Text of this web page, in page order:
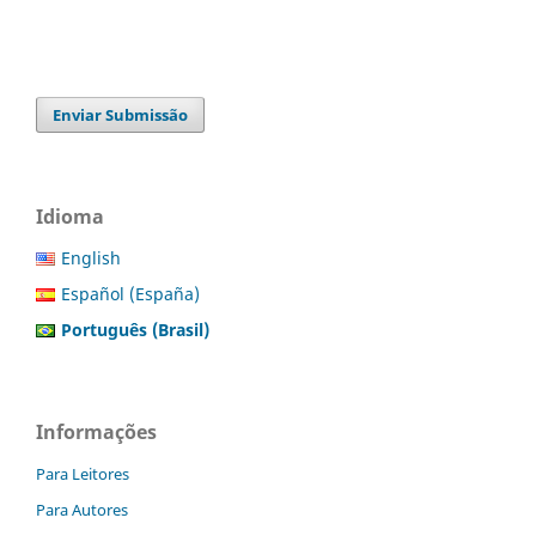
Enviar Submissão
Idioma
English
Español (España)
Português (Brasil)
Informações
Para Leitores
Para Autores